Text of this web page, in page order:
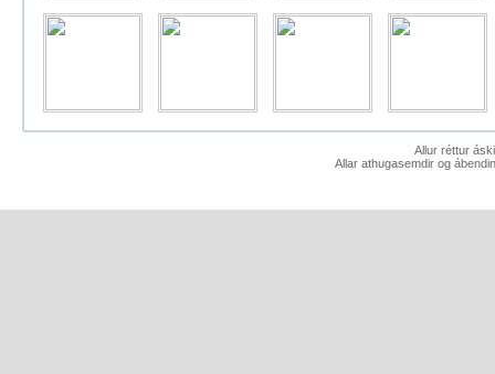
Allur réttur
Allar athugasemdir og